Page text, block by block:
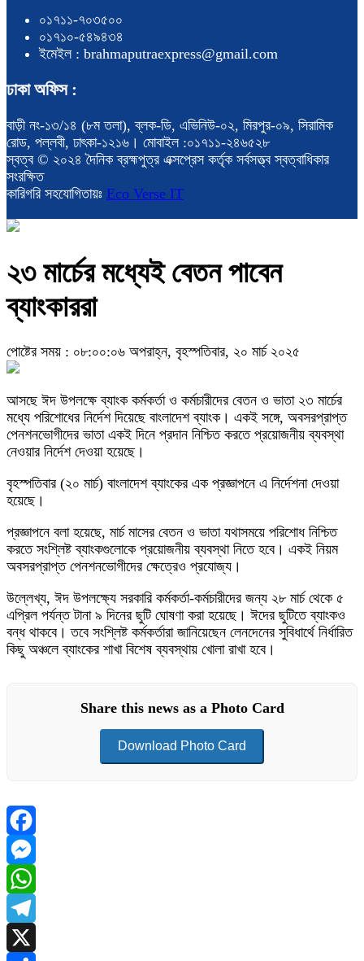
০১৭১১-৭০৩৫০০
০১৭১০-৫৪৯৪৩৪
ইমেইল : brahmaputraexpress@gmail.com
ঢাকা অফিস :
বাড়ী নং-১৩/১৪ (৮ম তলা), ব্লক-ডি, এভিনিউ-০২, মিরপুর-০৯, সিরামিক
রোড, পল্লবী, ঢাৎকা-১২১৬। মোবাইল :০১৭১১-২৪৬৫২৮
স্বত্ব © ২০২৪ দৈনিক ব্রহ্মপুত্র এক্সপ্রেস কর্তৃক সর্বসত্ত্ব স্বত্বাধিকার
সংরক্ষিত
কারিগরি সহযোগিতায়ঃ Eco Verse IT
২৩ মার্চের মধ্যেই বেতন পাবেন
ব্যাংকাররা
পোষ্টের সময় : ০৮:০০:০৬ অপরাহ্ন, বৃহস্পতিবার, ২০ মার্চ ২০২৫
আসছে ঈদ উপলক্ষে ব্যাংক কর্মকর্তা ও কর্মচারীদের বেতন ও ভাতা ২৩ মার্চের
মধ্যে পরিশোধের নির্দেশ দিয়েছে বাংলাদেশ ব্যাংক। একই সঙ্গে, অবসরপ্রাপ্ত
পেনশনভোগীদের ভাতা একই দিনে প্রদান নিশ্চিত করতে প্রয়োজনীয় ব্যবস্থা
নেওয়ার নির্দেশ দেওয়া হয়েছে।
বৃহস্পতিবার (২০ মার্চ) বাংলাদেশ ব্যাংকের এক প্রজ্ঞাপনে এ নির্দেশনা দেওয়া
হয়েছে।
প্রজ্ঞাপনে বলা হয়েছে, মার্চ মাসের বেতন ও ভাতা যথাসময়ে পরিশোধ নিশ্চিত
করতে সংশ্লিষ্ট ব্যাংকগুলোকে প্রয়োজনীয় ব্যবস্থা নিতে হবে। একই নিয়ম
অবসরপ্রাপ্ত পেনশনভোগীদের ক্ষেত্রেও প্রযোজ্য।
উল্লেখ্য, ঈদ উপলক্ষ্যে সরকারি কর্মকর্তা-কর্মচারীদের জন্য ২৮ মার্চ থেকে ৫
এপ্রিল পর্যন্ত টানা ৯ দিনের ছুটি ঘোষণা করা হয়েছে। ঈদের ছুটিতে ব্যাংকও
বন্ধ থাকবে। তবে সংশ্লিষ্ট কর্মকর্তারা জানিয়েছেন লেনদেনের সুবিধার্থে নির্ধারিত
কিছু অঞ্চলে ব্যাংকের শাখা বিশেষ ব্যবস্থায় খোলা রাখা হবে।
Share this news as a Photo Card
Download Photo Card
Facebook
Messenger
WhatsApp
Telegram